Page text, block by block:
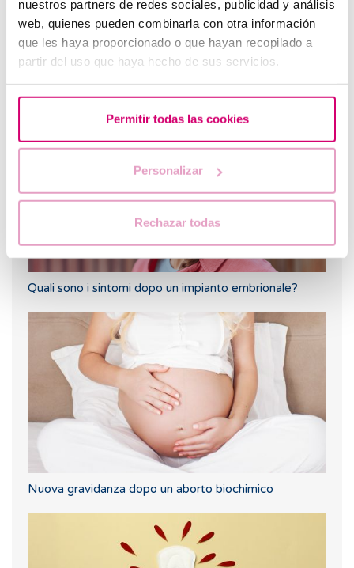
nuestros partners de redes sociales, publicidad y análisis
web, quienes pueden combinarla con otra información
que les haya proporcionado o que hayan recopilado a
partir del uso que haya hecho de sus servicios.
Permitir todas las cookies
Personalizar
Rechazar todas
Test di ovulazione: cos’è, come funziona e quando
usarlo
Quali sono i sintomi dopo un impianto embrionale?
Nuova gravidanza dopo un aborto biochimico